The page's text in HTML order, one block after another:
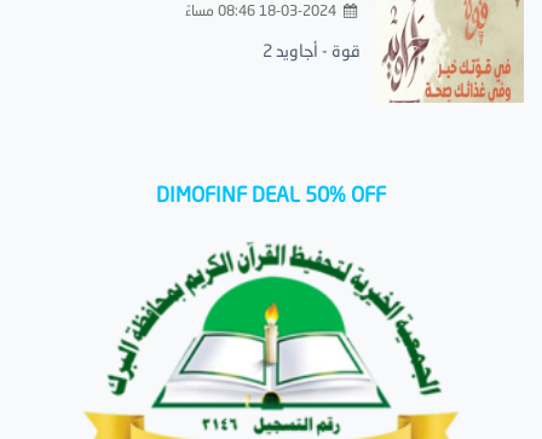
18-03-2024 08:46 مساءً
قوة - أجاويد 2
DIMOFINF DEAL 50% OFF